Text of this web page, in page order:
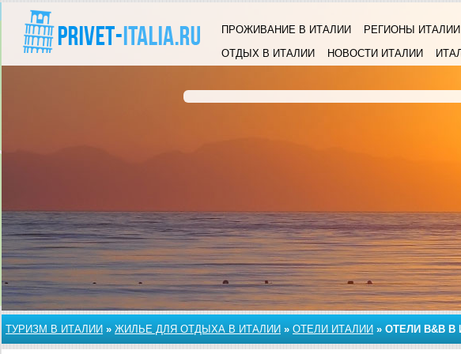
ПРОЖИВАНИЕ В ИТАЛИИ РЕГИОНЫ ИТАЛИИ
ОТДЫХ В ИТАЛИИ
НОВОСТИ ИТАЛИИ
ТУРИЗМ В ИТАЛИИ » ЖИЛЬЕ ДЛЯ ОТДЫХА В ИТАЛИИ » ОТЕЛИ ИТАЛИИ » ОТЕЛИ B&B В